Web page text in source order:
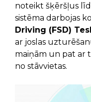
noteikt šķēršļus
sistēma darbojas
Driving (FSD)
ar joslas
maiņām un pat ar
no stāvvietas.